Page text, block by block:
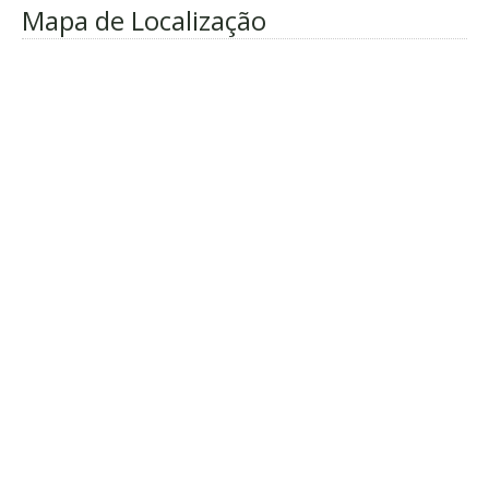
Mapa de Localização